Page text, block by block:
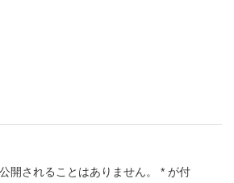
開されることはありません。 * が付